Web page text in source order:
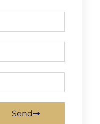
Send